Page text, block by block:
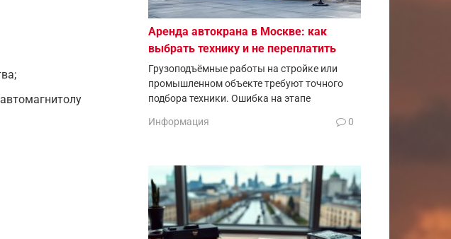
Аренда автокрана в Москве: как
выбрать технику и не переплатить
Грузоподъёмные работы на стройке или
промышленном объекте требуют точного
подбора техники. Ошибка на этапе
Информация 0